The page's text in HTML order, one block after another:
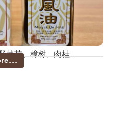
薄荷、樟树、肉桂 ...